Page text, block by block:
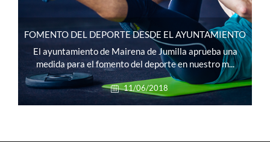
FOMENTO DEL DEPORTE DESDE EL AYUNTAMIENTO
El ayuntamiento de Mairena de Jumilla aprueba una
medida para el fomento del deporte en nuestro m...
11/06/2018